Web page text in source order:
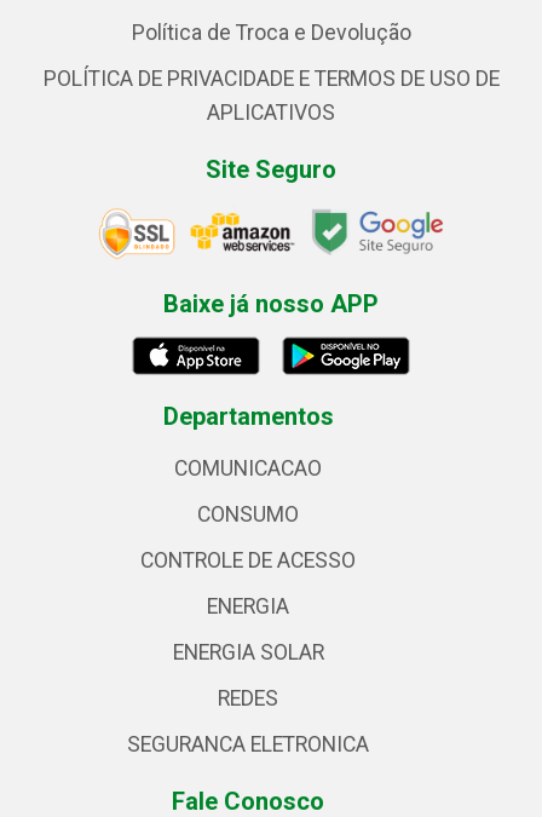
Política de Troca e Devolução
POLÍTICA DE PRIVACIDADE E TERMOS DE USO DE
APLICATIVOS
Site Seguro
Baixe já nosso APP
Departamentos
COMUNICACAO
CONSUMO
CONTROLE DE ACESSO
ENERGIA
ENERGIA SOLAR
REDES
SEGURANCA ELETRONICA
Fale Conosco